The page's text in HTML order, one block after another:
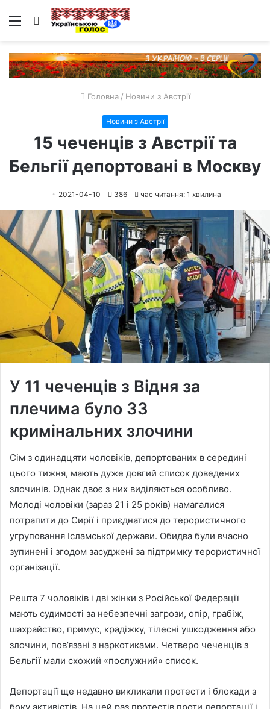
Меню Пошук
Головна / Новини з Австрії
Новини з Австрії
15 чеченців з Австрії та
Бельгії депортовані в Москву
2021-04-10 386 час читання: 1 хвилина
У 11 чеченців з Відня за
плечима було 33
кримінальних злочини
Сім з одинадцяти чоловіків, депортованих в середині
цього тижня, мають дуже довгий список доведених
злочинів. Однак двоє з них виділяються особливо.
Молоді чоловіки (зараз 21 і 25 років) намагалися
потрапити до Сирії і приєднатися до терористичного
угруповання Ісламської держави. Обидва були вчасно
зупинені і згодом засуджені за підтримку терористичної
організації.
Решта 7 чоловіків і дві жінки з Російської Федерації
мають судимості за небезпечні загрози, опір, грабіж,
шахрайство, примус, крадіжку, тілесні ушкодження або
злочини, пов’язані з наркотиками. Четверо чеченців з
Бельгії мали схожий «послужний» список.
Депортації ще недавно викликали протести і блокади з